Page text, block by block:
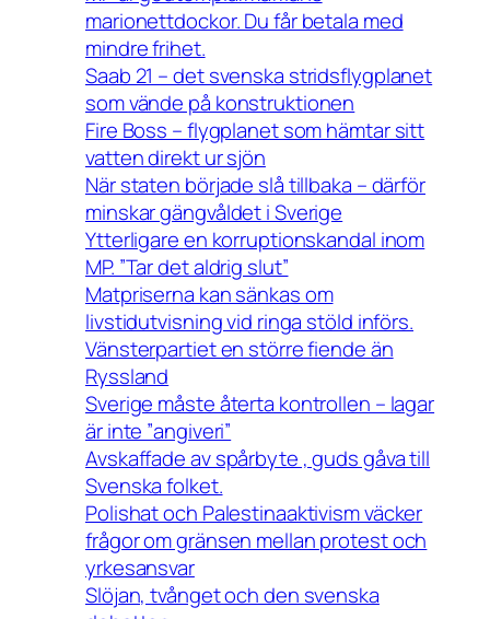
marionettdockor. Du får betala med
mindre frihet.
Saab 21 – det svenska stridsflygplanet
som vände på konstruktionen
Fire Boss – flygplanet som hämtar sitt
vatten direkt ur sjön
När staten började slå tillbaka – därför
minskar gängvåldet i Sverige
Ytterligare en korruptionskandal inom
MP. ”Tar det aldrig slut”
Matpriserna kan sänkas om
livstidutvisning vid ringa stöld införs.
Vänsterpartiet en större fiende än
Ryssland
Sverige måste återta kontrollen – lagar
är inte ”angiveri”
Avskaffade av spårbyte , guds gåva till
Svenska folket.
Polishat och Palestinaaktivism väcker
frågor om gränsen mellan protest och
yrkesansvar
Slöjan, tvånget och den svenska